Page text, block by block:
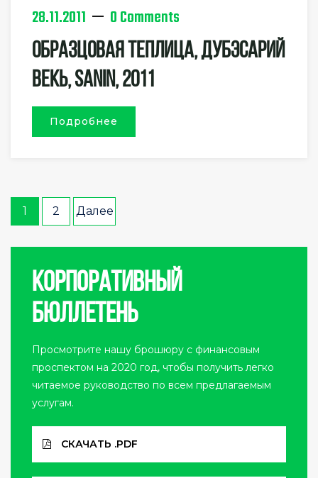
28.11.2011 0 Comments
Образцовая Теплица, Дубэсарий
Векь, Sanin, 2011
Подробнее
Навигация
по
1 2 Далее
Корпоративный
бюллетень
Просмотрите нашу брошюру с финансовым
проспектом на 2020 год, чтобы получить легко
читаемое руководство по всем предлагаемым
услугам.
СКАЧАТЬ .PDF